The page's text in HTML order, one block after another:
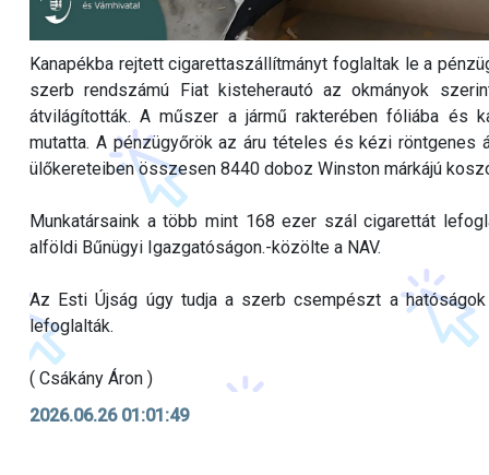
Kanapékba rejtett cigarettaszállítmányt foglaltak le a
szerb rendszámú Fiat kisteherautó az okmányok
átvilágították. A műszer a jármű rakterében fóliába és
mutatta. A pénzügyőrök az áru tételes és kézi
ülőkereteiben összesen 8440 doboz Winston márkájú
Munkatársaink a több mint 168 ezer szál cigarettát
alföldi Bűnügyi Igazgatóságon.-közölte a NAV.
Az Esti Újság úgy tudja a szerb csempészt a
lefoglalták.
( Csákány Áron )
2026.06.26 01:01:49